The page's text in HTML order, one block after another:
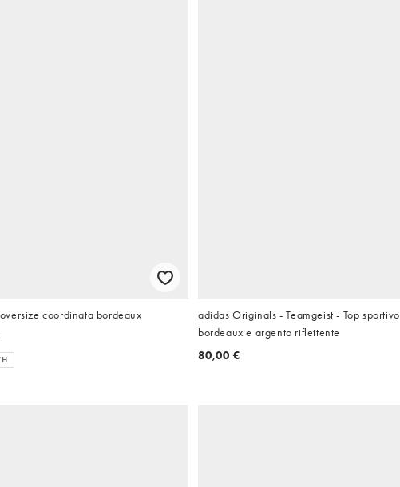
coordinata bordeaux
adidas Originals - Teamgeist - Top sportivo
bordeaux e argento riflettente
80,00 €